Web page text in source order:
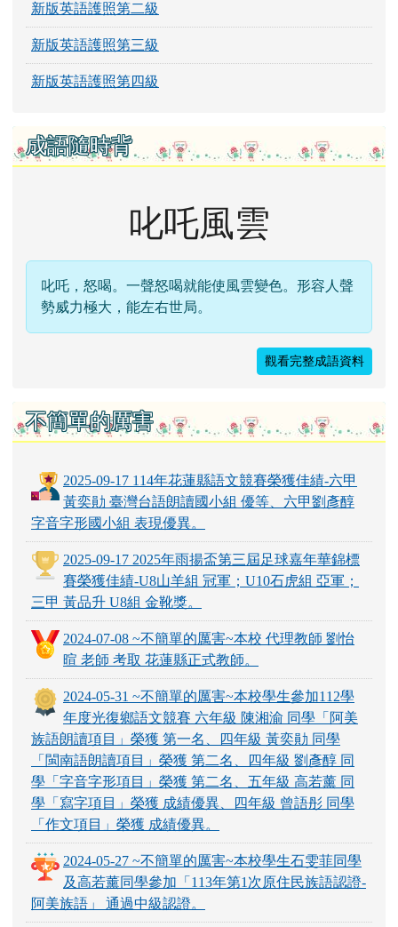
新版英語護照第二級
新版英語護照第三級
新版英語護照第四級
成語隨時背
叱吒風雲
叱吒，怒喝。一聲怒喝就能使風雲變色。形容人聲
勢威力極大，能左右世局。
觀看完整成語資料
不簡單的厲害
2025-09-17 114年花蓮縣語文競賽榮獲佳績-六甲
黃奕勛 臺灣台語朗讀國小組 優等、六甲劉彥醇
字音字形國小組 表現優異。
2025-09-17 2025年雨揚盃第三屆足球嘉年華錦標
賽榮獲佳績-U8山羊組 冠軍；U10石虎組 亞軍；
三甲 黃品升 U8組 金靴獎。
2024-07-08 ~不簡單的厲害~本校 代理教師 劉怡
暄 老師 考取 花蓮縣正式教師。
2024-05-31 ~不簡單的厲害~本校學生參加112學
年度光復鄉語文競賽 六年級 陳湘渝 同學「阿美
族語朗讀項目」榮獲 第一名、四年級 黃奕勛 同學
「閩南語朗讀項目」榮獲 第二名、四年級 劉彥醇 同
學「字音字形項目」榮獲 第二名、五年級 高若薰 同
學「寫字項目」榮獲 成績優異、四年級 曾語彤 同學
「作文項目」榮獲 成績優異。
2024-05-27 ~不簡單的厲害~本校學生石雯菲同學
及高若薰同學參加「113年第1次原住民族語認證-
阿美族語」 通過中級認證。